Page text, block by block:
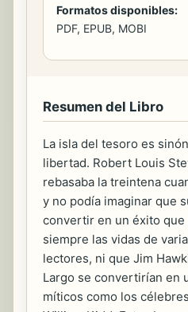
Formatos disponibles:
PDF, EPUB, MOBI
Resumen del Libro
La isla del tesoro es
libertad. Robert Louis
rebasaba la treintena
y no podía imaginar que
convertir en un éxito que
siempre las vidas de
lectores, ni que Jim
Largo se convertirían en
míticos como los